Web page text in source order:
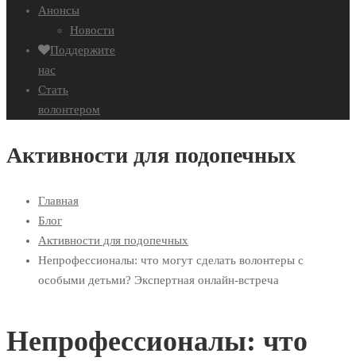
Анонсы
Новости
Поддержите
нас
Стать
волонтером
Активности для подопечных
Главная
Блог
Активности для подопечных
Непрофессионалы: что могут сделать волонтеры с
особыми детьми? Экспертная онлайн-встреча
Непрофессионалы: что